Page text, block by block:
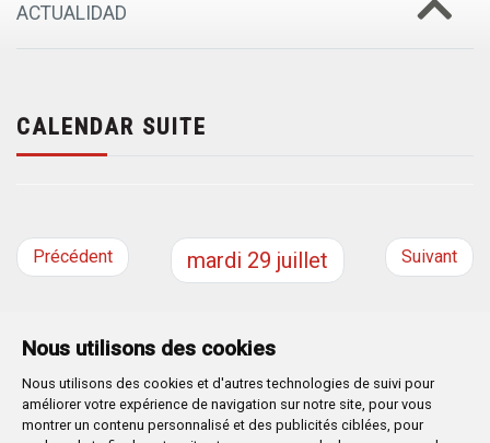
Nous utilisons des cookies
Nous utilisons des cookies et d'autres technologies de suivi pour
améliorer votre expérience de navigation sur notre site, pour vous
montrer un contenu personnalisé et des publicités ciblées, pour
ACTUALIDAD
CALENDAR SUITE
Précédent mardi 29 juillet Suivant
Plaza Mayor 1- 09071BURGOS
947 288 800 CIF: P-0906100-C